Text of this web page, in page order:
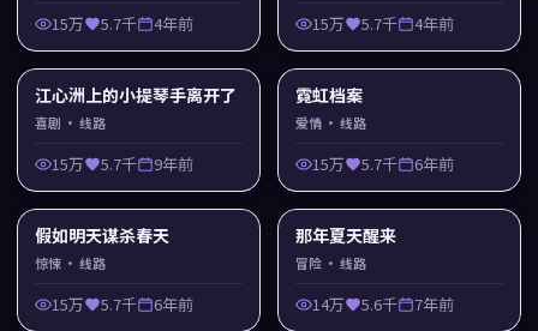
15万 5.7千 4年前 15万 5.7千 4年前
江心洲上的小提琴手离开了
喜剧 · 线路
15万 5.7千 9年前
霓虹档案
爱情 · 线路
15万 5.7千 6年前
假如明天谋杀春天
惊悚 · 线路
15万 5.7千 6年前
那年夏天醒来
冒险 · 线路
14万 5.6千 7年前